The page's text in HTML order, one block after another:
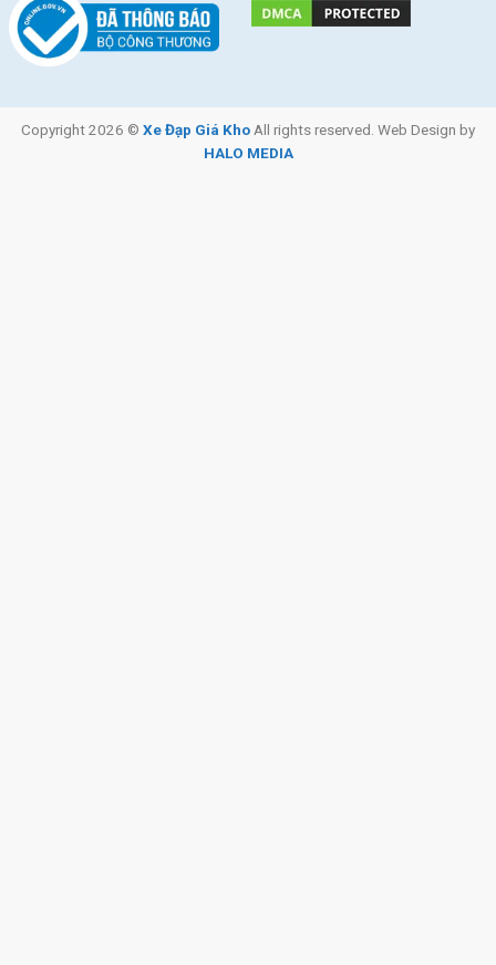
Khongay nhé!
Xe Đạp Giá Kho – cùng đội ngũ chuyên nghiệp tận tâm, trách
lòng khi đến, và vui vẻ khi rời đi.
Block"hinh-anh-dia-chi-chan-trang-san-pham"not found
Copyright 2026 © Xe Đạp Giá Kho All rights reserved. Web Design by
HALO MEDIA